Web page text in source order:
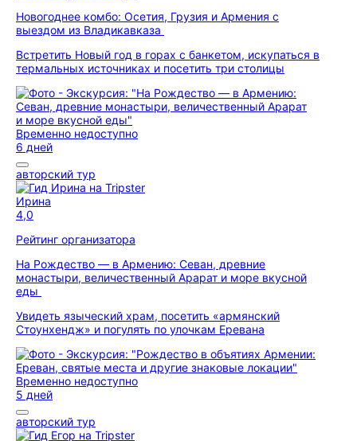
Новогоднее комбо: Осетия, Грузия и Армения с
выездом из Владикавказа
Встретить Новый год в горах с банкетом, искупаться в
термальных источниках и посетить три столицы
Временно недоступно
6 дней
авторский тур
Ирина
4,0
Рейтинг организатора
На Рождество — в Армению: Севан, древние
монастыри, величественный Арарат и море вкусной
еды
Увидеть языческий храм, посетить «армянский
Стоунхендж» и погулять по улочкам Еревана
Временно недоступно
5 дней
авторский тур